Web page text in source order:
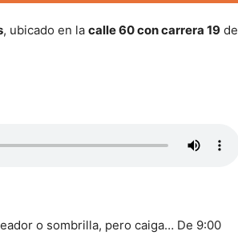
, ubicado en la calle 60 con carrera 19 de
o sombrilla, pero caiga… De 9:00